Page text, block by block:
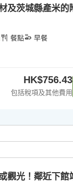
及茨城縣產米
餐點 早餐
HK$756.43
包括稅項及其他費用
觀光！鄰近下